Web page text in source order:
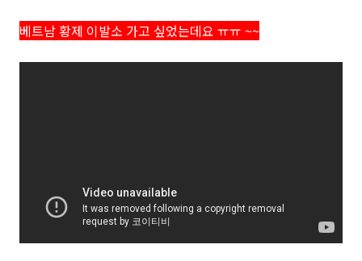
베트남 황제 이발소 가고 싶었는데요 ㅠㅠ ~~